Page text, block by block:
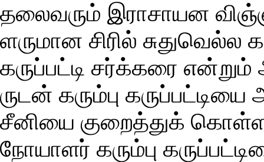
தலை­வரும் இரா­சா­யன
ள­ரு­மான சிரில் சுது­வெல்ல
கருப்­பட்டி சர்க்­கரை
ருடன் கரும்பு
சீனியை குறைத்துக் கொள்ள
நோயாளர் கரும்பு